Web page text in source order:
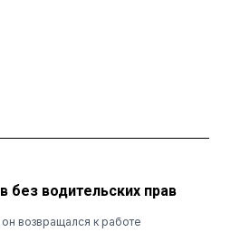
без водительских прав
возвращался к работе